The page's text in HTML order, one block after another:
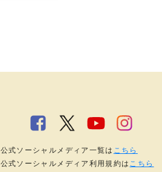
公式ソーシャルメディア一覧は こちら
公式ソーシャルメディア利用規約は こちら